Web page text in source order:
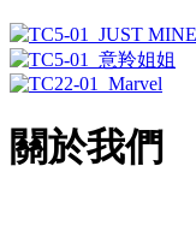
關於我們